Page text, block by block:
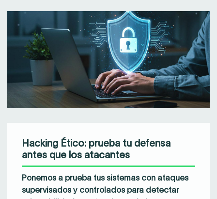
Hacking Ético: prueba tu defensa
antes que los atacantes
Ponemos a prueba tus sistemas con ataques
supervisados y controlados para detectar